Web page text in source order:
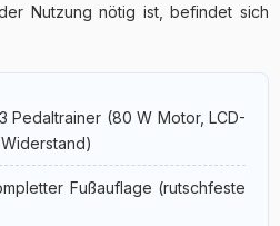
Nutzung nötig ist, befindet sich
Pedaltrainer (80 W Motor, LCD-
Fußauflage (rutschfeste